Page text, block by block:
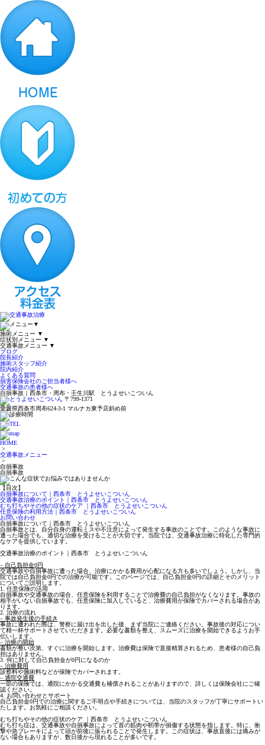
▼
施術メニュー ▼
症状別メニュー ▼
交通事故メニュー ▼
ブログ
院長紹介
施術スタッフ紹介
院内紹介
よくある質問
損害保険会社のご担当者様へ
交通事故の患者様へ
自損事故｜西条市・周布・壬生川駅 とうよせいこついん
〒799-1371
愛媛県西条市周布624-3-1 マルナカ東予店斜め前
HOME
>
交通事故メニュー
>
自損事故
自損事故
【目次】
自損事故について｜西条市 とうよせいこついん
交通事故治療のポイント｜西条市 とうよせいこついん
むち打ちやその他の症状のケア ｜西条市 とうよせいこついん
任意保険の利用方法｜西条市 とうよせいこついん
お問い合わせ
自損事故について｜西条市 とうよせいこついん
自損事故とは、自分自身の運転ミスや不注意によって発生する事故のことです。このような事故に
遭った場合でも、適切な治療を受けることが大切です。当院では、交通事故治療に特化した専門的
なケアを提供しています。
交通事故治療のポイント｜西条市 とうよせいこついん
– 自己負担金0円
交通事故や自損事故に遭った場合、治療にかかる費用が心配になる方も多いでしょう。しかし、当
院では自己負担金0円での治療が可能です。このページでは、自己負担金0円の詳細とそのメリット
についてご説明します。
1. 任意保険の活用
自損事故や交通事故の場合、任意保険を利用することで治療費の自己負担がなくなります。事故の
相手がいない自損事故でも、任意保険に加入していると、治療費用が保険でカバーされる場合があ
ります。
2. 治療の流れ
– 事故発生後の手続き
事故に遭われた際は、警察に届け出を出した後、まず当院にご連絡ください。事故後の対応につい
て精一杯サポートさせていただきます。必要な書類を整え、スムーズに治療を開始できるようお手
伝いします。
– 治療の開始
書類が整い次第、すぐに治療を開始します。治療費は保険で直接精算されるため、患者様の自己負
担はありません。
3. 何に対して自己負担金が0円になるのか
– 治療費用
診察料や施術料などが保険でカバーされます。
– 通院交通費
一部の保険では、通院にかかる交通費も補償されることがありますので、詳しくは保険会社にご確
認ください。
4. お問い合わせとサポート
自己負担金0円での治療に関するご不明点や手続きについては、当院のスタッフが丁寧にサポートい
たします。お気軽にご相談ください。
むち打ちやその他の症状のケア ｜西条市 とうよせいこついん
むち打ち症は、交通事故や自損事故によって首の筋肉や靭帯が損傷する状態を指します。特に、衝
撃や急ブレーキによって頭が前後に振られることで発生します。この症状は、事故直後には痛みが
ない場合もありますが、数日後から現れることが多いです。